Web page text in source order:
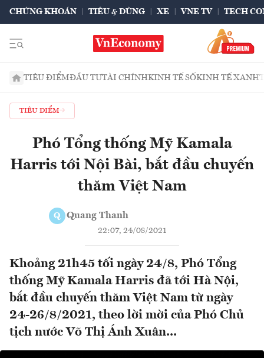
CHỨNG KHOÁN TIÊU & DÙNG XE VNE TV TECH
TIÊU ĐIỂMĐẦU TƯTÀI CHÍNHKINH TẾ SỐKINH TẾ XANH
TIÊU ĐIỂM
Phó Tổng thống Mỹ Kamala
Harris tới Nội Bài, bắt đầu chuyến
thăm Việt Nam
Q Quang Thanh
22:07, 24/08/2021
Khoảng 21h45 tối ngày 24/8, Phó Tổng
thống Mỹ Kamala Harris đã tới Hà Nội,
bắt đầu chuyến thăm Việt Nam từ ngày
24-26/8/2021, theo lời mời của Phó Chủ
tịch nước Võ Thị Ánh Xuân...